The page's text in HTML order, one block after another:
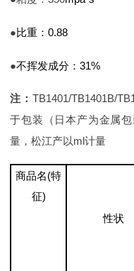
●比重：0.88
●不挥发成分：31%
注： TB1401/TB1401B/
于包装（日本产为金属
量，松江产以ml计量
商品名(特
征)
性状